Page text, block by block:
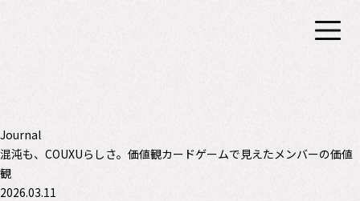
Journal
混沌も、COUXUらしさ。価値観カードゲームで見えたメンバーの価値
観
2026.03.11